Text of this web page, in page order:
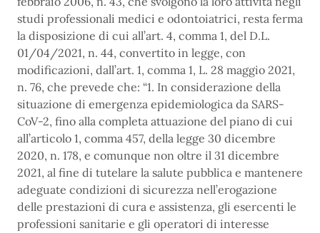
studi professionali medici e odontoiatrici, resta ferma
la disposizione di cui all’art. 4, comma 1, del D.L.
01/04/2021, n. 44, convertito in legge, con
modificazioni, dall’art. 1, comma 1, L. 28 maggio 2021,
n. 76, che prevede che: “1. In considerazione della
situazione di emergenza epidemiologica da SARS-
CoV-2, fino alla completa attuazione del piano di cui
all’articolo 1, comma 457, della legge 30 dicembre
2020, n. 178, e comunque non oltre il 31 dicembre
2021, al fine di tutelare la salute pubblica e mantenere
adeguate condizioni di sicurezza nell’erogazione
delle prestazioni di cura e assistenza, gli esercenti le
professioni sanitarie e gli operatori di interesse